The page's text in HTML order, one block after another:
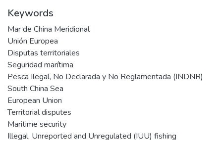
Keywords
Mar de China Meridional
Unión Europea
Disputas territoriales
Seguridad marítima
Pesca Ilegal, No Declarada y No Reglamentada (INDNR)
South China Sea
European Union
Territorial disputes
Maritime security
Illegal, Unreported and Unregulated (IUU) fishing